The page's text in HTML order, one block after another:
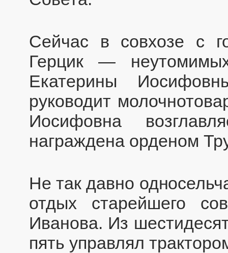
Сейчас в совхозе с
Герцик —
Екатерины
руководит
Иосифовна
награждена орденом
Не так давно
отдых старейшего
Иванова. Из
пять управлял